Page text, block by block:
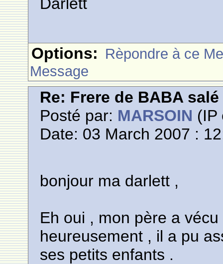
Options: Rèpondre à ce
Message
Re: Frere de BABA salé
Posté par: MARSOIN (IP
Date: 03 March 2007 :
bonjour ma darlett ,
Eh oui , mon père a
heureusement , il a pu
ses petits enfants .